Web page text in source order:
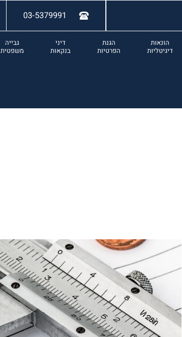
03-5379991
הונאות
דיגיטליות
הגנת
הפרטיות
דיני
בנקאות
גבייה
משפטית